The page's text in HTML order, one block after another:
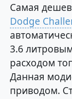
Самая
Dodge
3.6
расходом
Данная
приводом.